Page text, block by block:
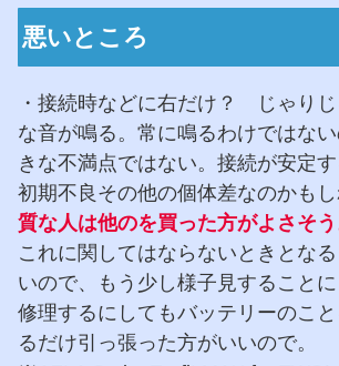
悪いところ
・接続時などに右だけ？ じゃり
な音が鳴る。常に鳴るわけではな
きな不満点ではない。接続が安定す
初期不良その他の個体差なのかもし
質な人は他のを買った方がよさそう
これに関してはならないときとな
いので、もう少し様子見すること
修理するにしてもバッテリーのこ
るだけ引っ張った方がいいので。